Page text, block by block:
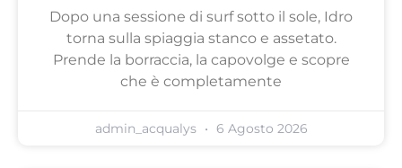
Dopo una sessione di surf sotto il sole, Idro
torna sulla spiaggia stanco e assetato.
Prende la borraccia, la capovolge e scopre
che è completamente
admin_acqualys 6 Agosto 2026